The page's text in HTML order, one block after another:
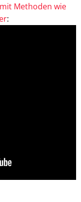
Methoden wie
: